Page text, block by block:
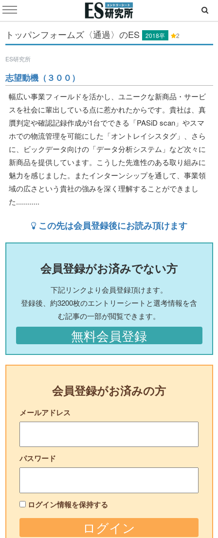
トッパンフォームズ〈通過〉のES 2018卒 2
ES研究所
志望動機（３００）
幅広い事業フィールドを活かし、ユニークな新商品・サービ
スを社会に輩出している点に惹かれたからです。貴社は、真
贋判定や確認記録作成が1台でできる「PASiD scan」やスマ
ホでの物流管理を可能にした「オントレイシスタグ」、さら
に、ビックデータ向けの「データ分析システム」など次々に
新商品を提供しています。こうした先進性のある取り組みに
魅力を感じました。またインターンシップを通して、事業領
域の広さという貴社の強みを深く理解することができまし
た............
この先は会員登録後にお読み頂けます
会員登録がお済みでない方
下記リンクより会員登録頂けます。
登録後、約3200枚のエントリーシートと選考情報を含
む記事の一部が閲覧できます。
無料会員登録
会員登録がお済みの方
メールアドレス
パスワード
ログイン情報を保持する